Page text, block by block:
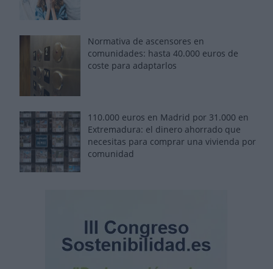
Normativa de ascensores en
comunidades: hasta 40.000 euros de
coste para adaptarlos
110.000 euros en Madrid por 31.000 en
Extremadura: el dinero ahorrado que
necesitas para comprar una vivienda por
comunidad